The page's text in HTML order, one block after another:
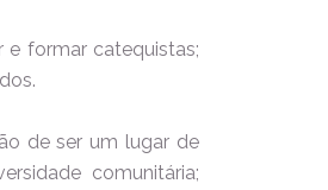
e formar catequistas;
de ser um lugar de
comunitária;